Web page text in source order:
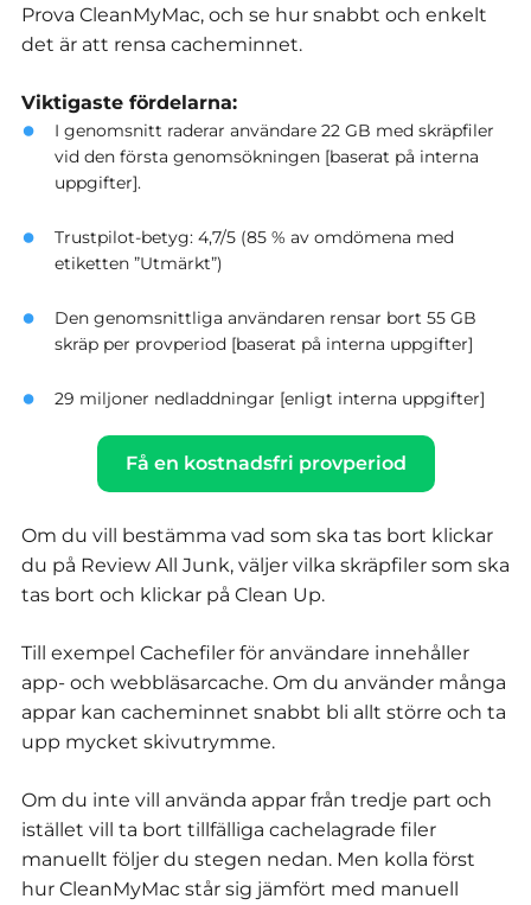
Prova CleanMyMac, och se hur snabbt och enkelt
det är att rensa cacheminnet.
Viktigaste fördelarna:
I genomsnitt raderar användare 22 GB med skräpfiler
vid den första genomsökningen [baserat på interna
uppgifter].
Trustpilot-betyg: 4,7/5 (85 % av omdömena med
etiketten ”Utmärkt”)
Den genomsnittliga användaren rensar bort 55 GB
skräp per provperiod [baserat på interna uppgifter]
29 miljoner nedladdningar [enligt interna uppgifter]
Få en kostnadsfri provperiod
Om du vill bestämma vad som ska tas bort klickar
du på Review All Junk, väljer vilka skräpfiler som ska
tas bort och klickar på Clean Up.
Till exempel Cachefiler för användare innehåller
app- och webbläsarcache. Om du använder många
appar kan cacheminnet snabbt bli allt större och ta
upp mycket skivutrymme.
Om du inte vill använda appar från tredje part och
istället vill ta bort tillfälliga cachelagrade filer
manuellt följer du stegen nedan. Men kolla först
hur CleanMyMac står sig jämfört med manuell